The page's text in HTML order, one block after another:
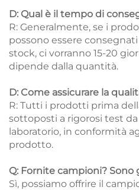
D: Qual è il tempo di
R: Generalmente, se i
possono essere
stock, ci vorranno 15-20
dipende dalla quantità.
D: Come assicurare la
R: Tutti i prodotti prima
sottoposti a rigorosi test
laboratorio, in conformità
prodotto.
Q: Fornite campioni? Sono
Sì, possiamo offrire il